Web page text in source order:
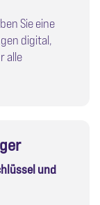
Sie eine
digital,
alle
und